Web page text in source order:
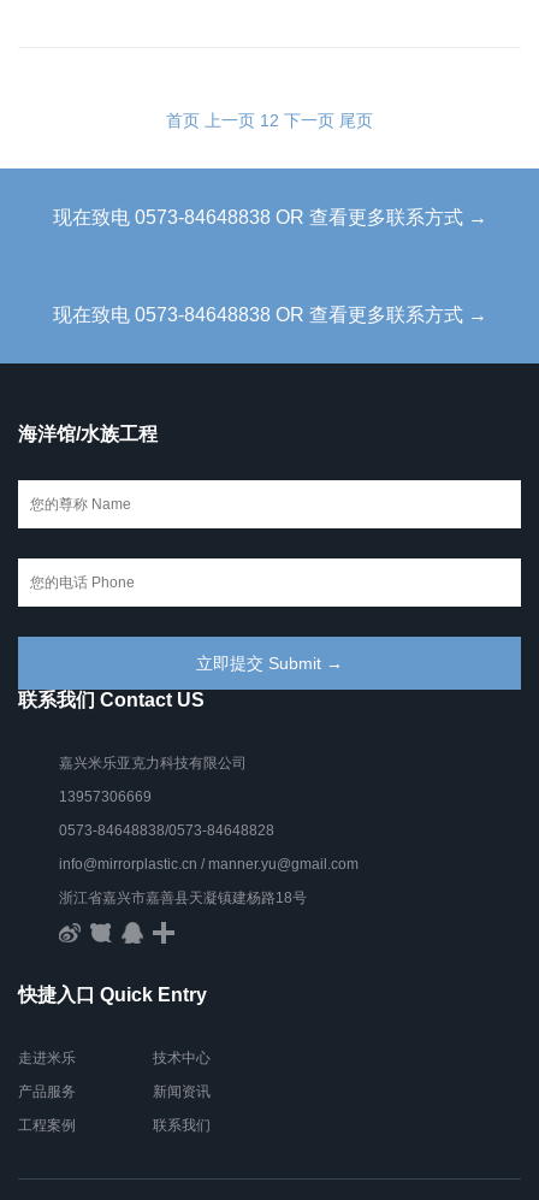
首页 上一页 1 2 下一页 尾页
现在致电 0573-84648838 OR 查看更多联系方式 →
现在致电 0573-84648838 OR 查看更多联系方式 →
海洋馆/水族工程
联系我们 Contact US
嘉兴米乐亚克力科技有限公司
13957306669
0573-84648838/0573-84648828
info@mirrorplastic.cn / manner.yu@gmail.com
浙江省嘉兴市嘉善县天凝镇建杨路18号
快捷入口 Quick Entry
走进米乐
产品服务
工程案例
技术中心
新闻资讯
联系我们